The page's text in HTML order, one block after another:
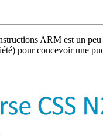
ARM est un
pour concevoir une